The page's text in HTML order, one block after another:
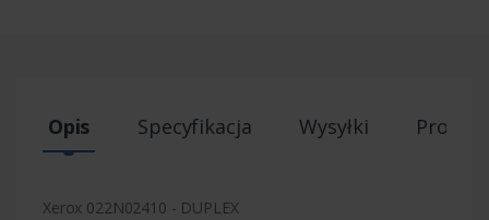
Opis Specyfikacja Wysyłki
Xerox 022N02410 - DUPLEX